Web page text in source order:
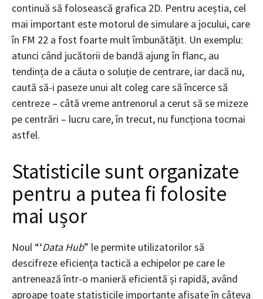
continuă să folosească grafica 2D. Pentru aceștia, cel
mai important este motorul de simulare a jocului, care
în FM 22 a fost foarte mult îmbunătățit. Un exemplu:
atunci când jucătorii de bandă ajung în flanc, au
tendința de a căuta o soluție de centrare, iar dacă nu,
caută să-i paseze unui alt coleg care să încerce să
centreze – câtă vreme antrenorul a cerut să se mizeze
pe centrări – lucru care, în trecut, nu funcționa tocmai
astfel.
Statisticile sunt organizate
pentru a putea fi folosite
mai ușor
Noul “‘Data Hub” le permite utilizatorilor să
descifreze eficiența tactică a echipelor pe care le
antrenează într-o manieră eficientă și rapidă, având
aproape toate statisticile importante afișate în câteva